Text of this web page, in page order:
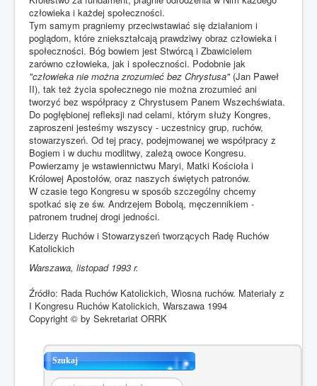
człowieka i każdej społeczności.
Tym samym pragniemy przeciwstawiać się działaniom i
poglądom, które zniekształcają prawdziwy obraz człowieka i
społeczności. Bóg bowiem jest Stwórcą i Zbawicielem
zarówno człowieka, jak i społeczności. Podobnie jak
"człowieka nie można zrozumieć bez Chrystusa"(Jan Paweł
II), tak też życia społecznego nie można zrozumieć ani
tworzyć bez współpracy z Chrystusem Panem Wszechświata.
Do pogłębionej refleksji nad celami, którym służy Kongres,
zaproszeni jesteśmy wszyscy - uczestnicy grup, ruchów,
stowarzyszeń. Od tej pracy, podejmowanej we współpracy z
Bogiem i w duchu modlitwy, zależą owoce Kongresu.
Powierzamy je wstawiennictwu Maryi, Matki Kościoła i
Królowej Apostołów, oraz naszych świętych patronów.
W czasie tego Kongresu w sposób szczególny chcemy
spotkać się ze św. Andrzejem Bobolą, męczennikiem -
patronem trudnej drogi jedności.
Liderzy Ruchów i Stowarzyszeń tworzących Radę Ruchów
Katolickich
Warszawa, listopad 1993 r.
Źródło: Rada Ruchów Katolickich, Wiosna ruchów. Materiały z
I Kongresu Ruchów Katolickich, Warszawa 1994
Copyright © by Sekretariat ORRK
Szukaj